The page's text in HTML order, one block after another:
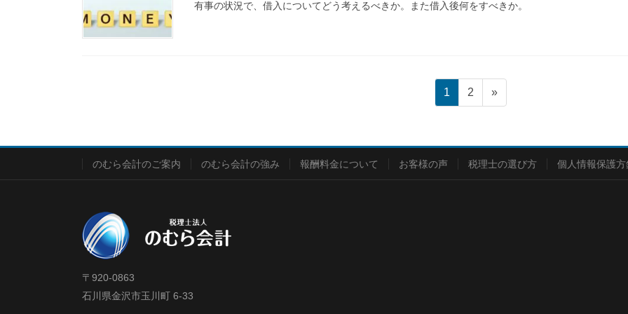
有事の状況で、借入についてどう考えるべきか。また借入後何をすべきか。
ペ
ー
り
ペ
ー
1
ペ
ー
2 »
のむら会計のご案内 のむら会計の強み 報酬料金について お客様の声 税理士の選び方 個人情報保護方
〒920-0863
石川県金沢市玉川町 6-33